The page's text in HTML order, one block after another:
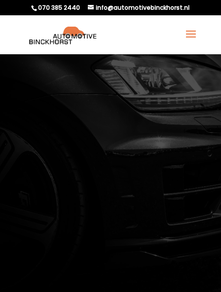
070 385 2440 info@automotivebinckhorst.nl
DISTRIBUTIERIEM
VERVANGEN BIJ